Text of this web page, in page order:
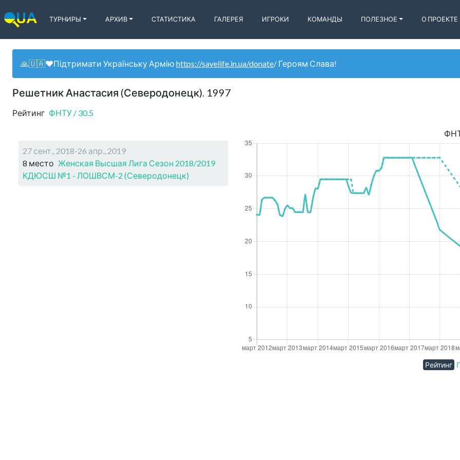
ТУРНИРЫ АРХИВ СТАТИСТИКА ГАЛЕРЕЯ ИГРОКИ КОМАНДЫ ПОЛЕЗНОЕ О ПРОЕКТЕ
🙏🇺🇦❤️Підтримати Українську Армію https://savelife.in.ua/donate/ Героям Слава!
Решетник Анастасия (Северодонецк). 1997
Рейтинг ФНТУ / 30.5
27 сент., 2018-26 апр., 2019
8 место Женская Высшая Лига Сезон 2018/2019
КДЮСШ №1 - ЛОШВСМ-2 (Северодонецк)
Рейтинг